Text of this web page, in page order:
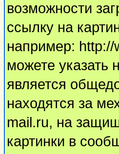
возможности
ссылку на
например:
можете указать
является
находятся за
mail.ru, на
картинки в